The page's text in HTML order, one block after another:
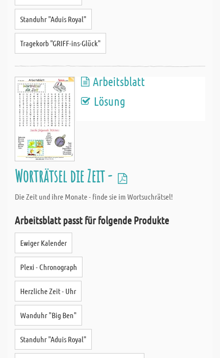
Standuhr "Aduis Royal"
Tragekorb "GRIFF-ins-Glück"
Arbeitsblatt
Lösung
Worträtsel die Zeit -
Die Zeit und ihre Monate - finde sie im Wortsuchrätsel!
Arbeitsblatt passt für folgende Produkte
Ewiger Kalender
Plexi - Chronograph
Herzliche Zeit - Uhr
Wanduhr "Big Ben"
Standuhr "Aduis Royal"